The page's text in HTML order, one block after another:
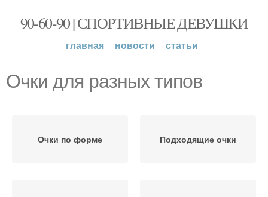
90-60-90 | СПОРТИВНЫЕ ДЕВУШКИ
главная новости статьи
Очки для разных типов
Очки по форме Подходящие очки